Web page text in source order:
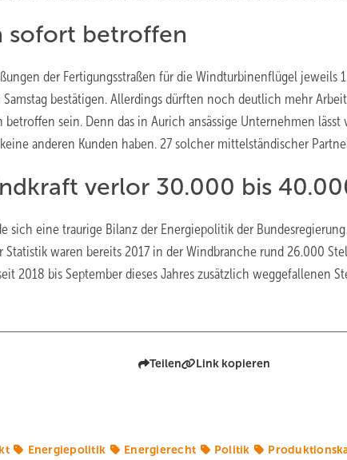
sofort betroffen
der Fertigungsstraßen für die Windturbinenflügel jeweils
bestätigen. Allerdings dürften noch deutlich mehr
sein. Denn das in Aurich ansässige Unternehmen
anderen Kunden haben. 27 solcher mittelständischer
verlor 30.000 bis
sich eine traurige Bilanz der Energiepolitik der
Statistik waren bereits 2017 in der Windbranche rund 26.000
2018 bis September dieses Jahres zusätzlich weggefallenen
Teilen Link kopieren
Energiepolitik Energierecht Politik